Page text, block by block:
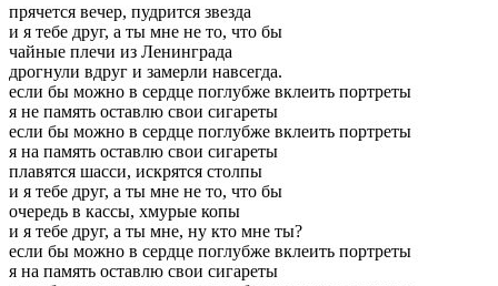
прячется вечер, пудрится звезда
и я тебе друг, а ты мне не то, что бы
чайные плечи из Ленинграда
дрогнули вдруг и замерли навсегда.
если бы можно в сердце поглубже вклеить портреты
я не память оставлю свои сигареты
если бы можно в сердце поглубже вклеить портреты
я на память оставлю свои сигареты
плавятся шасси, искрятся столпы
и я тебе друг, а ты мне не то, что бы
очередь в кассы, хмурые копы
и я тебе друг, а ты мне, ну кто мне ты?
если бы можно в сердце поглубже вклеить портреты
я на память оставлю свои сигареты